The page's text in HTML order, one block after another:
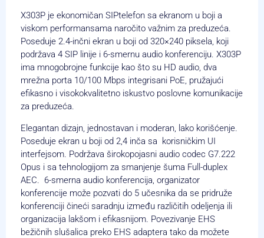
X303P je ekonomičan SIPtelefon sa ekranom u boji a
viskom performansama naročito važnim za preduzeća.
Poseduje 2.4-inčni ekran u boji od 320×240 piksela, koji
podržava 4 SIP linije i 6-smernu audio konferenciju. X303P
ima mnogobrojne funkcije kao što su HD audio, dva
mrežna porta 10/100 Mbps integrisani PoE, pružajući
efikasno i visokokvalitetno iskustvo poslovne komunikacije
za preduzeća.
Elegantan dizajn, jednostavan i moderan, lako korišćenje.
Poseduje ekran u boji od 2,4 inča sa korisničkim UI
interfejsom. Podržava širokopojasni audio codec G7.222
Opus i sa tehnologijom za smanjenje šuma Full-duplex
AEC. 6-smerna audio konferencija, organizator
konferencije može pozvati do 5 učesnika da se pridruže
konferenciji čineći saradnju između različitih odeljenja ili
organizacija lakšom i efikasnijom. Povezivanje EHS
bežičnih slušalica preko EHS adaptera tako da možete